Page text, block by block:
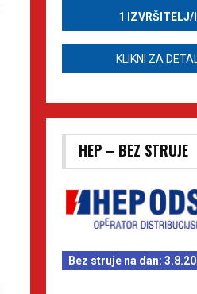
1 IZVRŠITELJ/
KLIKNI ZA
HEP – BEZ STRUJE
Bez struje na dan: